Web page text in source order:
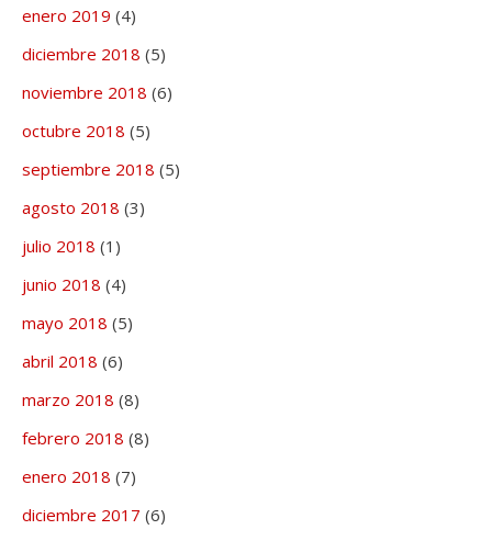
enero 2019 (4)
diciembre 2018 (5)
noviembre 2018 (6)
octubre 2018 (5)
septiembre 2018 (5)
agosto 2018 (3)
julio 2018 (1)
junio 2018 (4)
mayo 2018 (5)
abril 2018 (6)
marzo 2018 (8)
febrero 2018 (8)
enero 2018 (7)
diciembre 2017 (6)